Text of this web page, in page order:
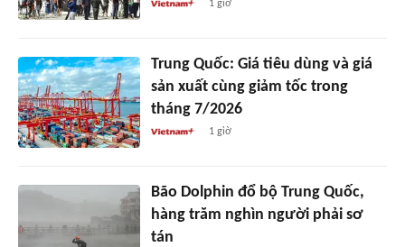
1 giờ
Trung Quốc: Giá tiêu dùng và giá
sản xuất cùng giảm tốc trong
tháng 7/2026
1 giờ
Bão Dolphin đổ bộ Trung Quốc,
hàng trăm nghìn người phải sơ
tán